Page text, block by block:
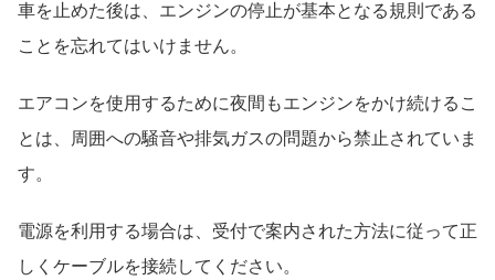
車を止めた後は、エンジンの停止が基本となる規則である
ことを忘れてはいけません。
エアコンを使用するために夜間もエンジンをかけ続けるこ
とは、周囲への騒音や排気ガスの問題から禁止されていま
す。
電源を利用する場合は、受付で案内された方法に従って正
しくケーブルを接続してください。